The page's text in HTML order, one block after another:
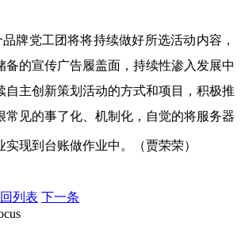
牌党工团将将持续做好所选活动内容，
备的宣传广告履盖面，持续性渗入发展中
自主创新策划活动的方式和项目，积极推
常见的事了化、机制化，自觉的将服务器
现到台账做作业中。（贾荣荣）
列表 下一条